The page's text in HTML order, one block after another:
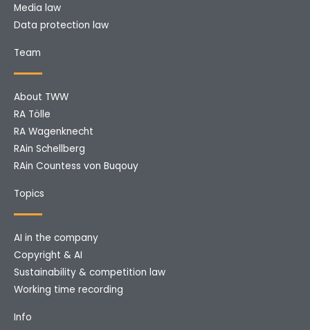
Media law
Data protection law
Team
About TWW
RA Tölle
RA Wagenknecht
RAin Schellberg
RAin Countess von Buqouy
Topics
AI in the company
Copyright & AI
Sustainability & competition law
Working time recording
Info